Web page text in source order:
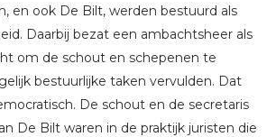
en ook De Bilt, werden bestuurd als
Daarbij bezat een ambachtsheer als
om de schout en schepenen te
bestuurlijke taken vervulden. Dat
De schout en de secretaris
De Bilt waren in de praktijk juristen die